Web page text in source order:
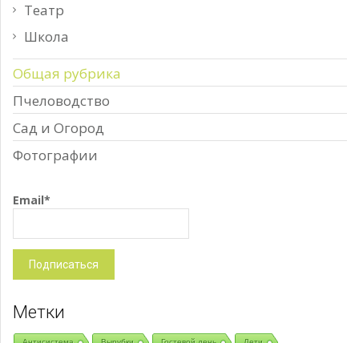
Театр
Школа
Общая рубрика
Пчеловодство
Сад и Огород
Фотографии
Email*
Метки